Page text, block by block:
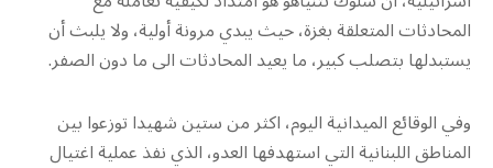
المحادثات المتعلقة بغزة، حيث يبدي مرونة أولية، ولا يلبث أن
يستبدلها بتصلب كبير، ما يعيد المحادثات الى ما دون الصفر.
وفي الوقائع الميدانية اليوم، اكثر من ستين شهيدا توزعوا بين
المناطق اللبنانية التي استهدفها العدو، الذي نفذ عملية اغتيال